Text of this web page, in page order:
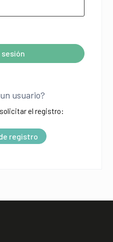
usuario?
el registro:
registro